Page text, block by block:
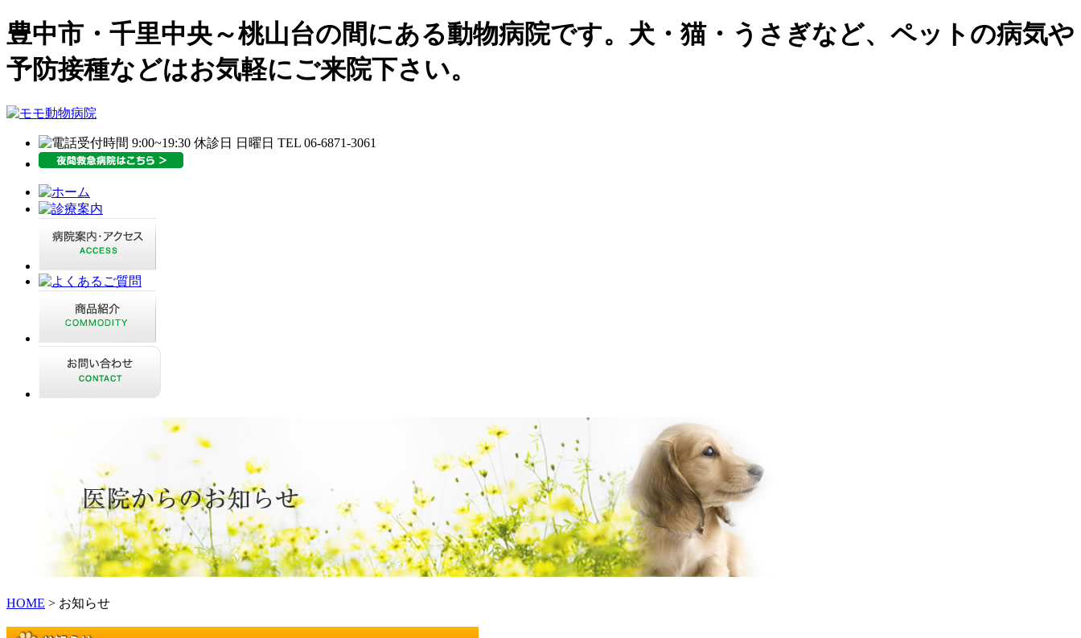
豊中市・千里中央～桃山台の間にある動物病院です。犬・猫・うさぎなど、ペットの病気や
予防接種などはお気軽にご来院下さい。
HOME > お知らせ